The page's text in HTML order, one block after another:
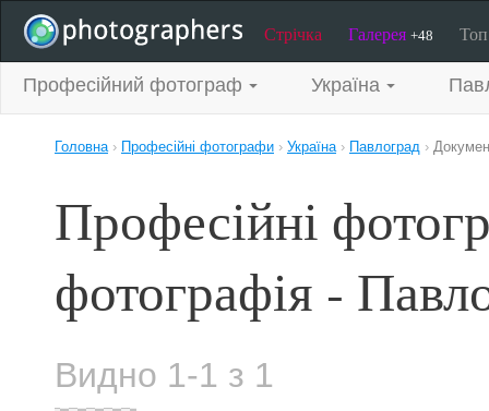
Стрічка Галерея +48
Професійний фотограф Україна
Головна› Професійні фотографи › Україна› Павлоград ›
Професійні
фотографія -
Видно 1-1 з 1